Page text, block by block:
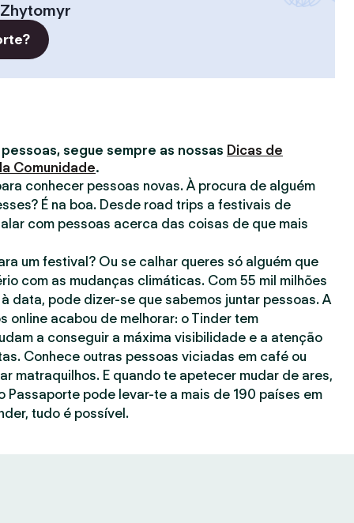
Zhytomyr
segue sempre as nossas Dicas de
Comunidade.
conhecer pessoas novas. À procura de alguém
É na boa. Desde road trips a festivais de
com pessoas acerca das coisas de que mais
um festival? Ou se calhar queres só alguém que
com as mudanças climáticas. Com 55 mil milhões
data, pode dizer-se que sabemos juntar pessoas. A
online acabou de melhorar: o Tinder tem
a conseguir a máxima visibilidade e a atenção
Conhece outras pessoas viciadas em café ou
matraquilhos. E quando te apetecer mudar de ares,
Passaporte pode levar-te a mais de 190 países em
tudo é possível.